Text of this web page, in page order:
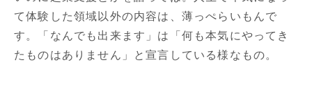
て体験した領域以外の内容は、薄っぺらいもんで
す。「なんでも出来ます」は「何も本気にやってき
たものはありません」と宣言している様なもの。